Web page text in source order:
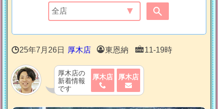
25年7月26日 厚木店 東恩納 11-19時
厚木店の
新着情報
です
厚木店 厚木店